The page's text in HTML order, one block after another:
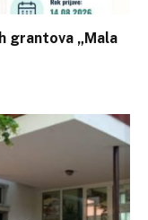
grantova „Mala